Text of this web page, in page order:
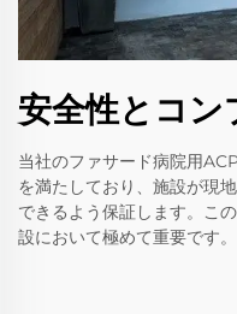
安全性とコン
当社のファサード病院用
を満たしており、施設が現
できるよう保証します。こ
設において極めて重要です。